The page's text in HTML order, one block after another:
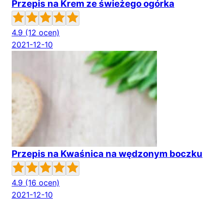
Przepis na Krem ze świeżego ogórka
4.9 (12 ocen)
2021-12-10
Przepis na Kwaśnica na wędzonym boczku
4.9 (16 ocen)
2021-12-10